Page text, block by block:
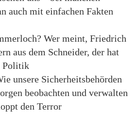
auch mit einfachen Fakten
Wer meint, Friedrich
aus dem Schneider, der hat
Politik
unsere Sicherheitsbehörden
beobachten und verwalten
den Terror